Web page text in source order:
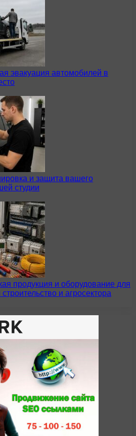
эвакуация автомобилей в
и защита вашего
студии
продукция и оборудование для
и агросектора